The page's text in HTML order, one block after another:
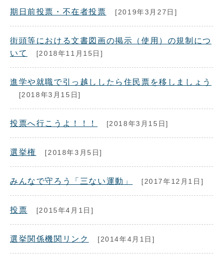
期日前投票・不在者投票 [2019年3月27日]
街頭等における文書図画の掲示（使用）の規制につ
いて
[2018年11月15日]
進学や就職で引っ越ししたら住民票を移しましょう
[2018年3月15日]
投票へ行こうよ！！！ [2018年3月15日]
選挙権 [2018年3月5日]
みんなで守ろう「三ない運動」 [2017年12月1日]
投票 [2015年4月1日]
選挙関係機関リンク [2014年4月1日]